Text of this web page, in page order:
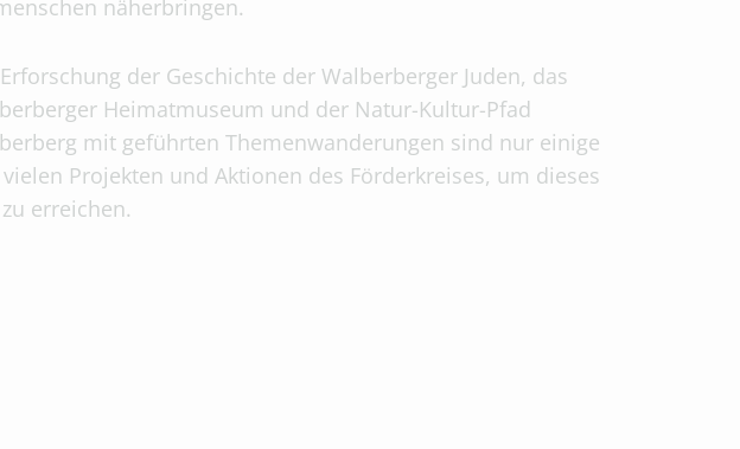
näherbringen.
der Geschichte der Walberberger Juden, das
Heimatmuseum und der Natur-Kultur-Pfad
mit geführten Themenwanderungen sind nur einige
Projekten und Aktionen des Förderkreises, um dieses
erreichen.